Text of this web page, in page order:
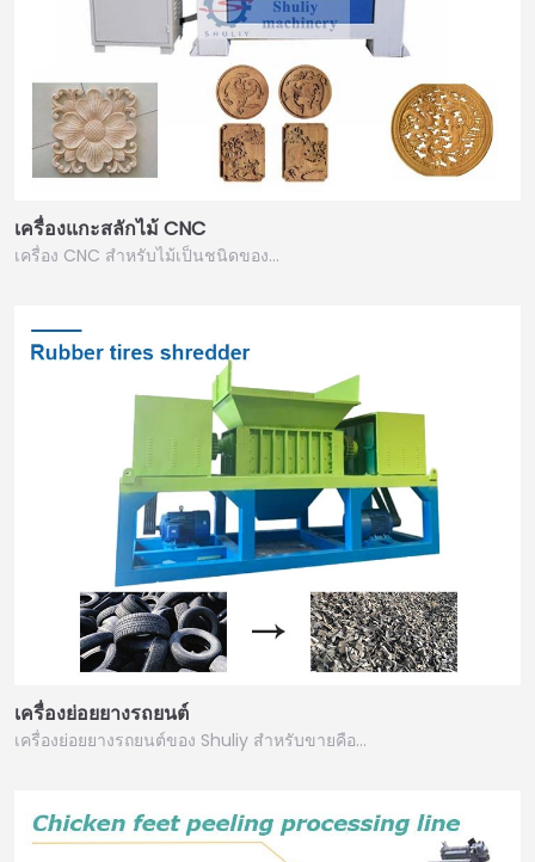
เครื่องแกะสลักไม้ CNC
เครื่อง CNC สำหรับไม้เป็นชนิดของ…
เครื่องย่อยยางรถยนต์
เครื่องย่อยยางรถยนต์ของ Shuliy สำหรับขายคือ…